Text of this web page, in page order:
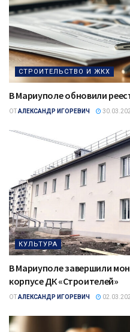
СТРОИТЕЛЬСТВО И ЖКХ
В Мариуполе обновили
ОТ АЛЕКСАНДР ИГОРЕВИЧ
КУЛЬТУРА
В Мариуполе завершили
корпусе ДК «Строителей»
ОТ АЛЕКСАНДР ИГОРЕВИЧ